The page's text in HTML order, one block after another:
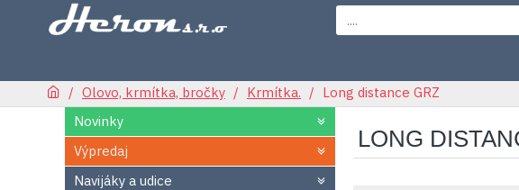
Olovo, krmítka, bročky Krmítka.
Long distance GRZ
Novinky
Výpredaj
Navijáky a udice
LONG